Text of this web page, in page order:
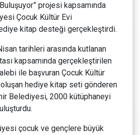
projesi kapsamında
Çocuk Kültür Evi
kitap desteği gerçekleştirdi.
tarihleri arasında kutlanan
kapsamında gerçekleştirilen
ile başvuran Çocuk Kültür
oluşan hediye kitap seti gönderen
Belediyesi, 2000 kütüphaneyi
çocuk ve gençlere büyük